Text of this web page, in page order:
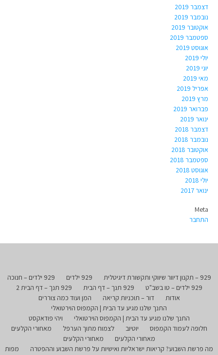
דצמבר 2019
נובמבר 2019
אוקטובר 2019
ספטמבר 2019
אוגוסט 2019
יולי 2019
יוני 2019
מאי 2019
אפריל 2019
מרץ 2019
פברואר 2019
ינואר 2019
דצמבר 2018
נובמבר 2018
אוקטובר 2018
ספטמבר 2018
אוגוסט 2018
יולי 2018
ינואר 2017
Meta
התחבר
929 – תקנון דיוור שיווקי ותקשורת דיגיטלית 929 ילדים
929 ילדים – חנוכה
929 ילדים – טו בשב"ט
929 תנך – דף הבית
929 תנך – דף הבית 2
אודות
דור – תוכניות קריאה
המן ועוד כמה צוררים
התנך שלנו מגיע עד הבית | הקמפוס הוירטואלי
התנך שלנו מגיע עד הבית | הקמפוס הוירטואלי
ויהי פודאקסט
חלופה לעמוד הקמפוס
יוטיוב לצמוח מתוך הערפל
מאחורי הקלעים
מאחורי הקלעים
מאחורי הקלעים
מה פרשת השבוע? קריאות ישראליות ואישיות על פרשת השבוע וההפטרה
מפות